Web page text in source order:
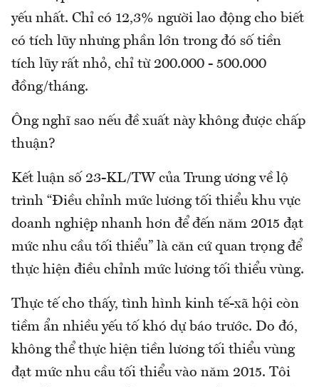
yếu nhất. Chỉ có 12,3% người lao động cho biết
có tích lũy nhưng phần lớn trong đó số tiền
tích lũy rất nhỏ, chỉ từ 200.000 - 500.000
đồng/tháng.
Ông nghĩ sao nếu đề xuất này không được chấp
thuận?
Kết luận số 23-KL/TW của Trung ương về lộ
trình “Điều chỉnh mức lương tối thiểu khu vực
doanh nghiệp nhanh hơn để đến năm 2015 đạt
mức nhu cầu tối thiểu” là căn cứ quan trọng để
thực hiện điều chỉnh mức lương tối thiểu vùng.
Thực tế cho thấy, tình hình kinh tế-xã hội còn
tiềm ẩn nhiều yếu tố khó dự báo trước. Do đó,
không thể thực hiện tiền lương tối thiểu vùng
đạt mức nhu cầu tối thiểu vào năm 2015. Tôi